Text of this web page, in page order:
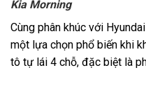
Kia Morning
Cùng phân khúc với
một lựa chọn phổ biến khi
tô tự lái 4 chỗ, đặc biệt là